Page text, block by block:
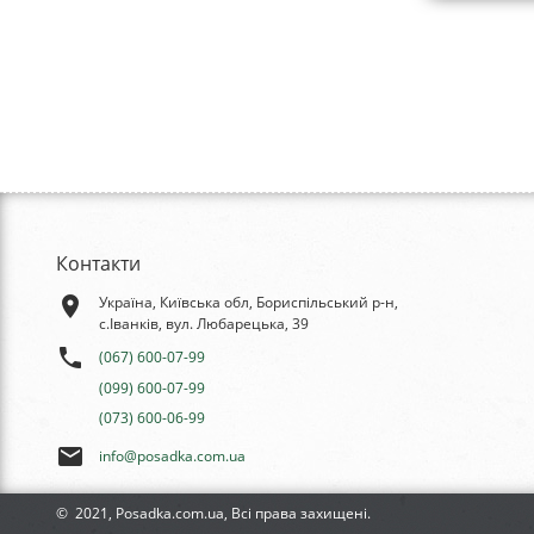
Контакти
place
Україна, Київська обл, Бориспільський р-н,
с.Іванків, вул. Любарецька, 39
phone
(067) 600-07-99
(099) 600-07-99
(073) 600-06-99
email info@posadka.com.ua
© 2021, Posadka.com.ua, Всі права захищені.